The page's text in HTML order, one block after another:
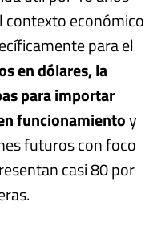
contexto económico
para el
en dólares, la
para importar
funcionamientoy
futuros con foco
casi 80 por